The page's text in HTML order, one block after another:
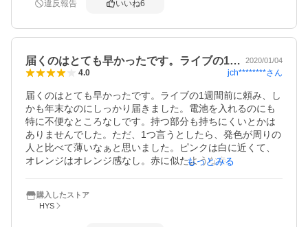
違反報告 いいね6
届くのはとても早かったです。ライブの1… 2020/01/04
4.0 jch********さん
届くのはとても早かったです。ライブの1週間前に頼み、し
かも年末なのにしっかり届きました。電池を入れるのにも
特に不便なところなしです。持つ部分も持ちにくいとかは
ありませんでした。ただ、1つ言うとしたら、発色が周りの
人と比べて薄いなぁと思いました。ピンクは白に近くて、
オレンジはオレンジ感なし。赤に似たような色が多いと感
もっとみる
購入したストア
HYS